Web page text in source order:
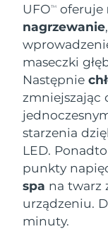
UFOTM oferuje
nagrzewanie
maseczki
Następnie
zmniejszając
starzenia
LED.
punkty
spa na twarz
urządzeniu.
minuty.